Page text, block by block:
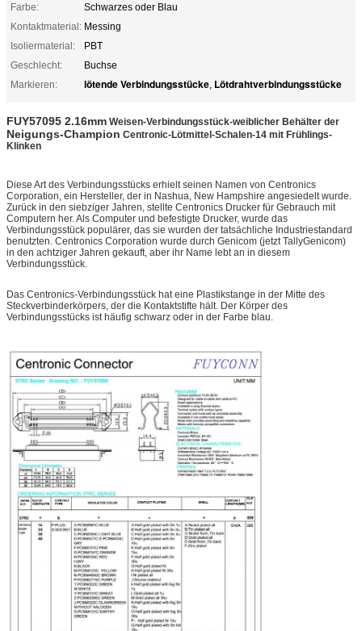
Farbe:
Schwarzes oder Blau
Kontaktmaterial: Messing
Isoliermaterial:
PBT
Geschlecht:
Buchse
Markieren:
lötende Verbindungsstücke, Lötdrahtverbindungsstücke
FUY57095 2.16mm Weisen-Verbindungsstück-weiblicher Behälter der
Neigungs-Champion Centronic-Lötmittel-Schalen-14 mit Frühlings-
Klinken
Diese Art des Verbindungsstücks erhielt seinen Namen von Centronics
Corporation, ein Hersteller, der in Nashua, New Hampshire angesiedelt wurde.
Zurück in den siebziger Jahren, stellte Centronics Drucker für Gebrauch mit
Computern her. Als Computer und befestigte Drucker, wurde das
Verbindungsstück populärer, das sie wurden der tatsächliche Industriestandard
benutzten. Centronics Corporation wurde durch Genicom (jetzt TallyGenicom)
in den achtziger Jahren gekauft, aber ihr Name lebt an in diesem
Verbindungsstück.
Das Centronics-Verbindungsstück hat eine Plastikstange in der Mitte des
Steckverbinderkörpers, der die Kontaktstifte hält. Der Körper des
Verbindungsstücks ist häufig schwarz oder in der Farbe blau.